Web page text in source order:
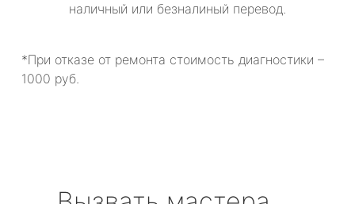
наличный или безналиный перевод.
*При отказе от ремонта стоимость диагностики –
1000 руб.